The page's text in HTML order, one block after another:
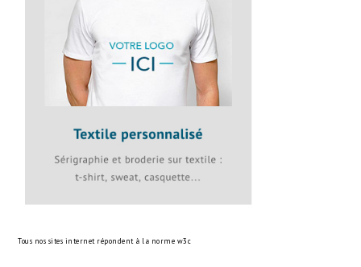
Tous nos sites internet répondent à la norme w3c